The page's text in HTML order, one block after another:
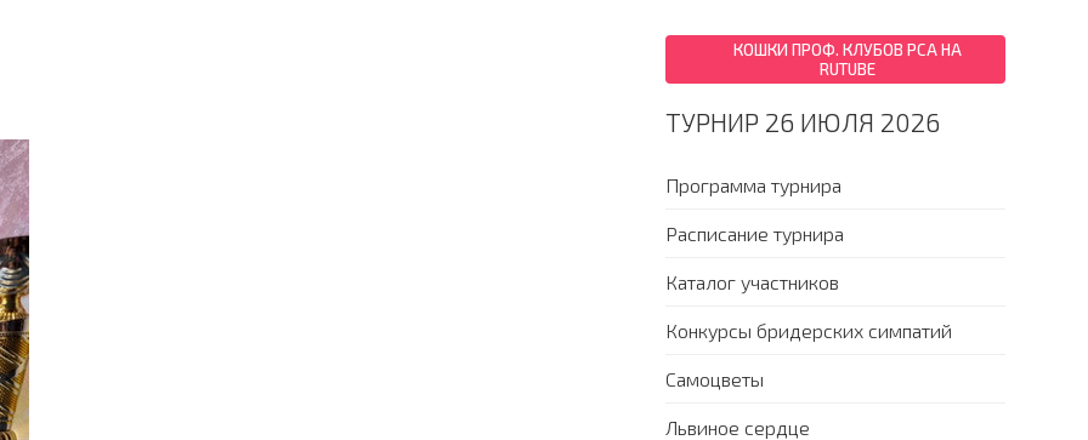
КОШКИ ПРОФ. КЛУБОВ PCA НА
RUTUBE
ТУРНИР 26 ИЮЛЯ 2026
Программа турнира
Расписание турнира
Каталог участников
Конкурсы бридерских симпатий
Самоцветы
Львиное сердце